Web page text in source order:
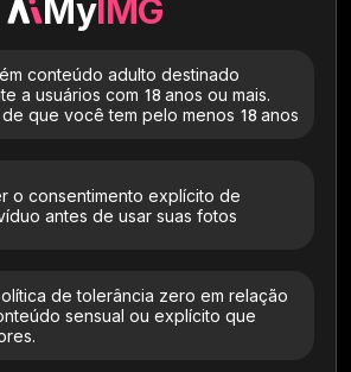
MyIMG
conteúdo adulto destinado
a usuários com 18 anos ou mais.
que você tem pelo menos 18 anos
o consentimento explícito de
antes de usar suas fotos
de tolerância zero em relação
sensual ou explícito que
gatas